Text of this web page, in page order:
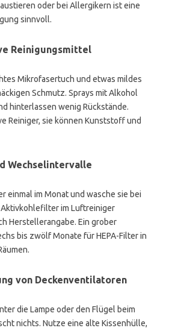
oder bei Allergikern ist eine
sinnvoll.
Reinigungsmittel
Mikrofasertuch und etwas mildes
Schmutz. Sprays mit Alkohol
hinterlassen wenig Rückstände.
Reiniger, sie können Kunststoff und
Wechselintervalle
einmal im Monat und wasche sie bei
Aktivkohlefilter im Luftreiniger
Herstellerangabe. Ein grober
bis zwölf Monate für HEPA-Filter in
von Deckenventilatoren
die Lampe oder den Flügel beim
nichts. Nutze eine alte Kissenhülle,